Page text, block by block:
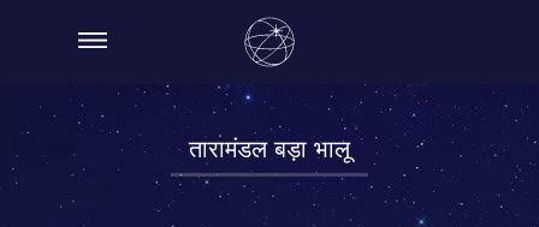
तारामंडल बड़ा भालू